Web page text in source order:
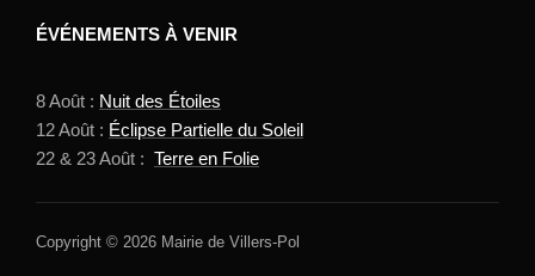
ÉVÉNEMENTS À VENIR
8 Août : Nuit des Étoiles
12 Août : Éclipse Partielle du Soleil
22 & 23 Août : Terre en Folie
Copyright © 2026 Mairie de Villers-Pol